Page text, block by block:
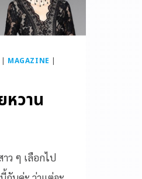
MAGAZINE
หวาน
ว ๆ เลือกไป